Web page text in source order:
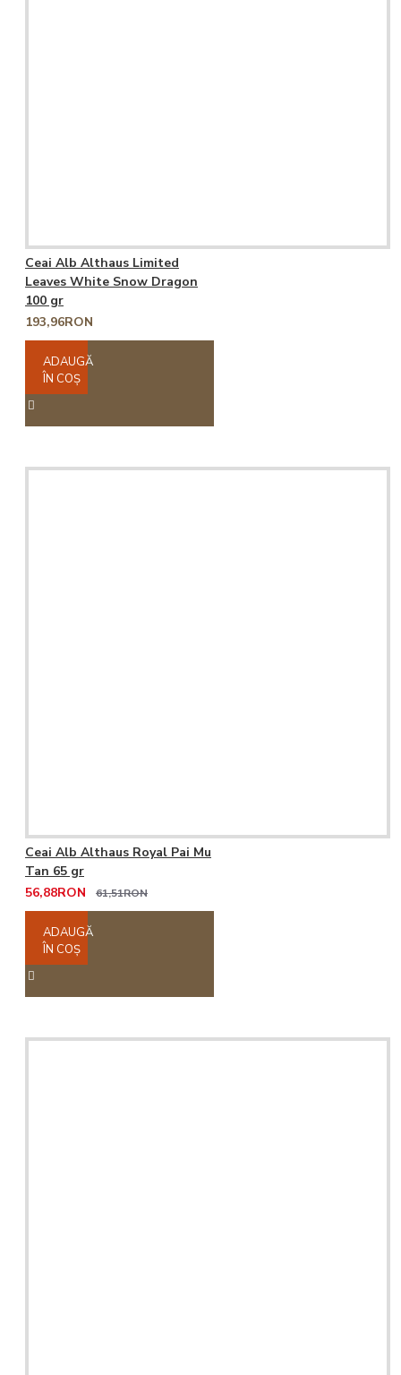
Ceai Alb Althaus Limited
Leaves White Snow Dragon
100 gr
193,96RON
ADAUGĂ
ÎN COŞ
Ceai Alb Althaus Royal Pai Mu
Tan 65 gr
56,88RON
61,51RON
ADAUGĂ
ÎN COŞ